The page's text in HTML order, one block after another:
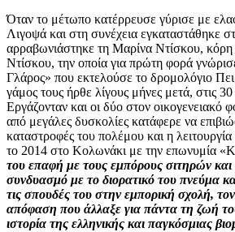
Όταν το μέτωπο κατέρρευσε γύρισε με
Λιγοψά και στη συνέχεια εγκαταστάθηκε
αρραβωνιάστηκε τη Μαρίνα Ντίσκου, κόρη
Ντίσκου, την οποία για πρώτη φορά
Γλάρος» που εκτελούσε το δρομολόγιο
γάμος τους ήρθε λίγους μήνες μετά, στις
Εργάζονταν και οι δύο στον οικογενειακό
από μεγάλες δυσκολίες κατάφερε να
καταστροφές του πολέμου και η
το 2014 στο Κολωνάκι με την επωνυμία
του επαφή με τους εμπόρους σιτηρών
συνδυασμό με το διορατικό του πνεύμα
τις σπουδές του στην εμπορική σχολή,
απόφαση που άλλαξε για πάντα τη ζωή
ιστορία της ελληνικής και παγκόσμιας